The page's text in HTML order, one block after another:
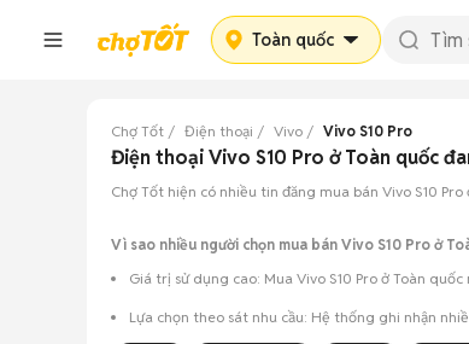
Toàn quốc
Chợ Tốt Điện thoại Vivo Vivo S10 Pro
Điện thoại Vivo S10 Pro ở Toàn quốc
Chợ Tốt hiện có nhiều tin đăng mua bán Vivo S10
Vì sao nhiều người chọn mua bán Vivo S10 Pro ở
Giá trị sử dụng cao: Mua Vivo S10 Pro ở Toàn
Lựa chọn theo sát nhu cầu: Hệ thống ghi nhận